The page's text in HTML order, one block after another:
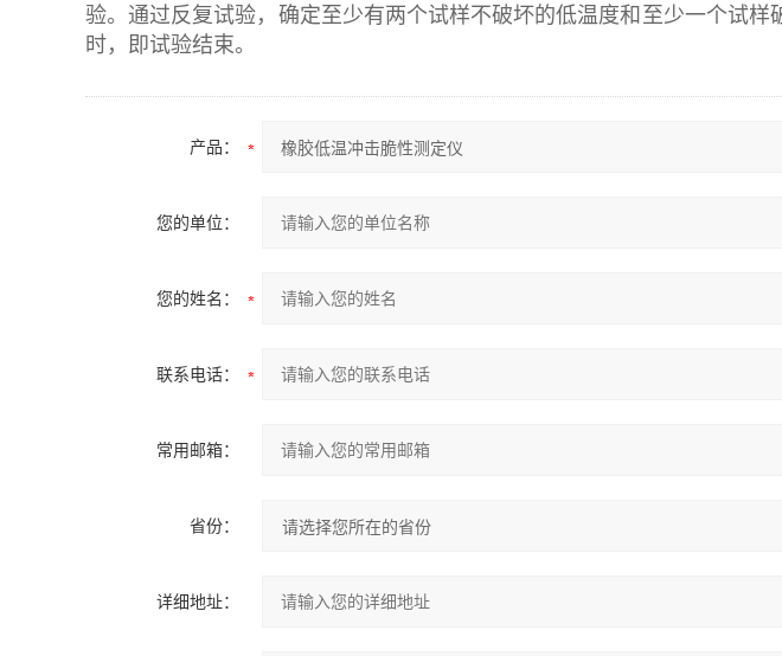
验。通过反复试验，确定至少有两个试样不破坏的低温度和至少一个试
时，即试验结束。
产品：
您的单位：
您的姓名：
联系电话：
常用邮箱：
省份：
详细地址：